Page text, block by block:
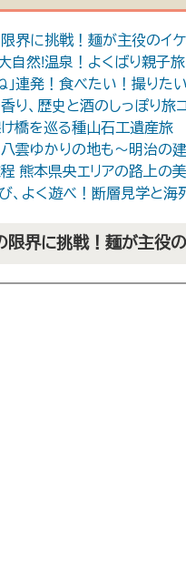
界に挑戦！麺が主役のイ
自然!温泉！よくばり親子旅
」連発！食べたい！撮りた
り、歴史と酒のしっぽり旅
橋を巡る種山石工遺産旅
雲ゆかりの地も～明治の
熊本県央エリアの路上の美
、よく遊べ！断層見学と海
限界に挑戦！麺が主役